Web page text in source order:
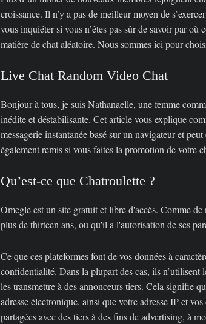
croissance. Il n’y a pas de meilleur moyen de
vous inquiéter si vous n’êtes pas sûr de savoir par
matière de chat aléatoire. Nous sommes ici pour
Live Chat Random Video Chat
Bonjour à tous, je suis Nathanaelle, une femme
inédite et déstabilisante. Cet article vous explique
messagerie instantanée basé sur un navigateur et
également remis si vous faites la promotion de votre
Qu’est-ce que Chatroulette ?
Omegle est un site gratuit et libre d'accès. Comme
plus de thirteen ans, ou qu'il a l'autorisation de ses
Ce que ces plateformes font de vos données à
confidentialité. Dans la plupart des cas, ils n’utilisent
les transmettre à des annonceurs tiers. Cela signifie
adresse électronique, ainsi que votre adresse IP et
partagées avec des tiers à des fins de advertising, à